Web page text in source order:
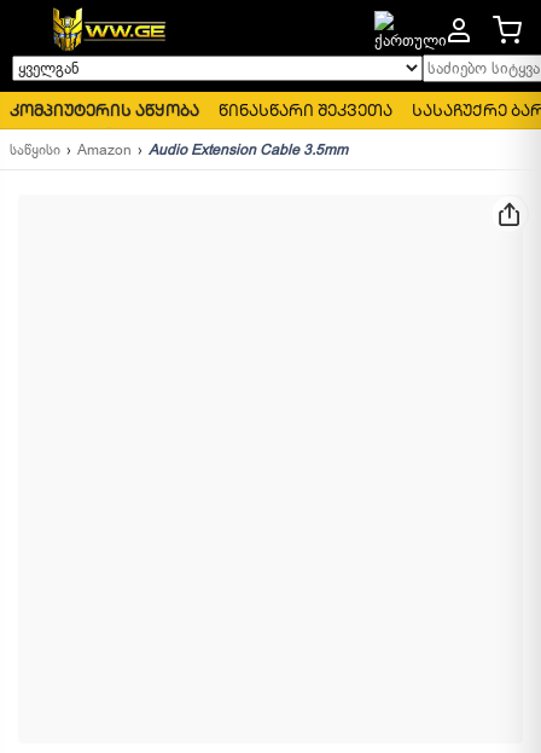
ყველგან საძიებო
კომპიუტერის აწყობა წინასწარი შეკვეთა სასაჩუქრე
საწყისი Amazon Audio Extension Cable 3.5mm